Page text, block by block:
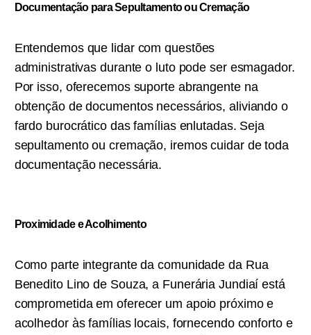
Documentação para Sepultamento ou Cremação
Entendemos que lidar com questões
administrativas durante o luto pode ser esmagador.
Por isso, oferecemos suporte abrangente na
obtenção de documentos necessários, aliviando o
fardo burocrático das famílias enlutadas. Seja
sepultamento ou cremação, iremos cuidar de toda
documentação necessária.
Proximidade e Acolhimento
Como parte integrante da comunidade da Rua
Benedito Lino de Souza, a Funerária Jundiaí está
comprometida em oferecer um apoio próximo e
acolhedor às famílias locais, fornecendo conforto e